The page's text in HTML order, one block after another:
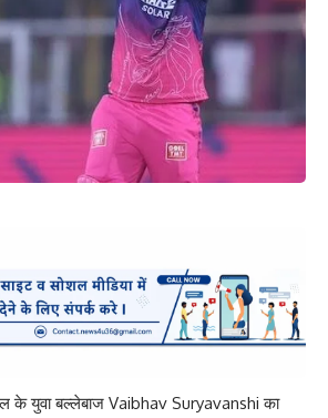
के युवा बल्लेबाज Vaibhav Suryavanshi का